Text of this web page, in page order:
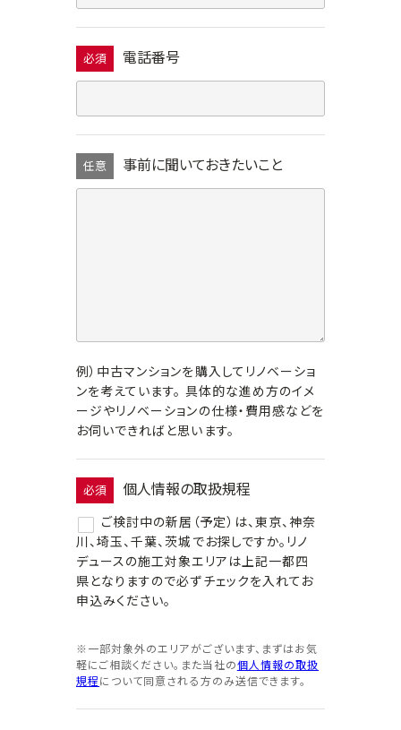
必須 電話番号
任意 事前に聞いておきたいこと
例）中古マンションを購入してリノベーショ
ンを考えています。 具体的な進め方のイメ
ージやリノベーションの仕様・費用感などを
お伺いできればと思います。
必須 個人情報の取扱規程
ご検討中の新居（予定）は、東京、神奈
川、埼玉、千葉、茨城でお探しですか。リノ
デュースの施工対象エリアは上記一都四
県となりますので必ずチェックを入れてお
申込みください。
※一部対象外のエリアがございます、まずはお気
軽にご相談ください。また当社の個人情報の取扱
規程 について同意される方のみ送信できます。